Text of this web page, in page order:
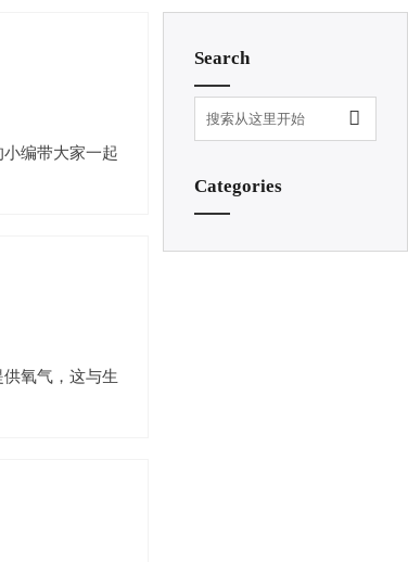
编带大家一起
氧气，这与生
Search

Categories